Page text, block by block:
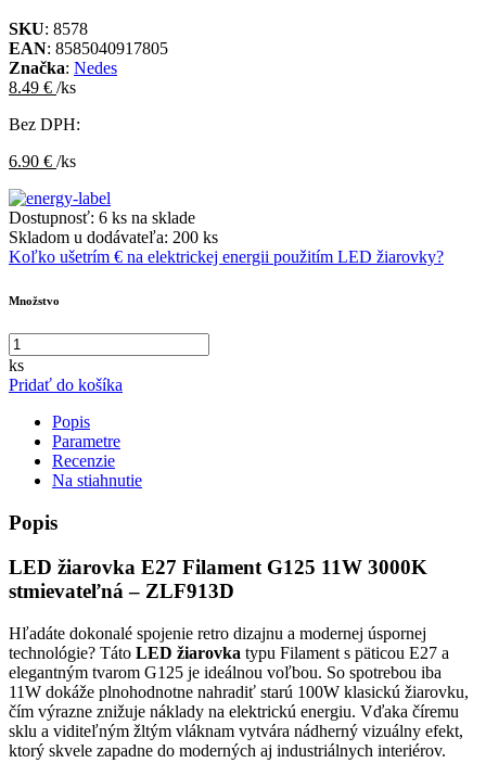
SKU: 8578
EAN: 8585040917805
Značka: Nedes
8.49 € /ks
Bez DPH:
6.90 € /ks
Dostupnosť: 6 ks na sklade
Skladom u dodávateľa: 200 ks
Koľko ušetrím € na elektrickej energii použitím LED žiarovky?
Množstvo
ks
Pridať do košíka
Popis
Parametre
Recenzie
Na stiahnutie
Popis
LED žiarovka E27 Filament G125 11W 3000K
stmievateľná – ZLF913D
Hľadáte dokonalé spojenie retro dizajnu a modernej úspornej
technológie? Táto LED žiarovka typu Filament s päticou E27 a
elegantným tvarom G125 je ideálnou voľbou. So spotrebou iba
11W dokáže plnohodnotne nahradiť starú 100W klasickú žiarovku,
čím výrazne znižuje náklady na elektrickú energiu. Vďaka číremu
sklu a viditeľným žltým vláknam vytvára nádherný vizuálny efekt,
ktorý skvele zapadne do moderných aj industriálnych interiérov.